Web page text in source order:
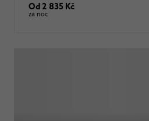
Od 2 835 Kč
za noc